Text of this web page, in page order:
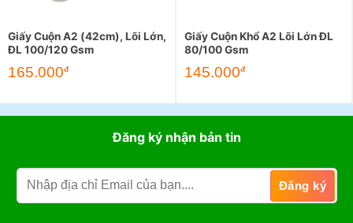
Giấy Cuộn A2 (42cm), Lõi Lớn,
ĐL 100/120 Gsm
165.000đ
Giấy Cuộn Khổ A2 Lõi Lớn ĐL
80/100 Gsm
145.000đ
Đăng ký nhận bản tin